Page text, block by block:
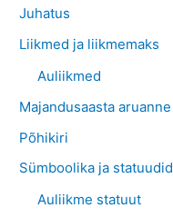
Juhatus
Liikmed ja liikmemaks
Auliikmed
Majandusaasta aruanne
Põhikiri
Sümboolika ja statuudid
Auliikme statuut